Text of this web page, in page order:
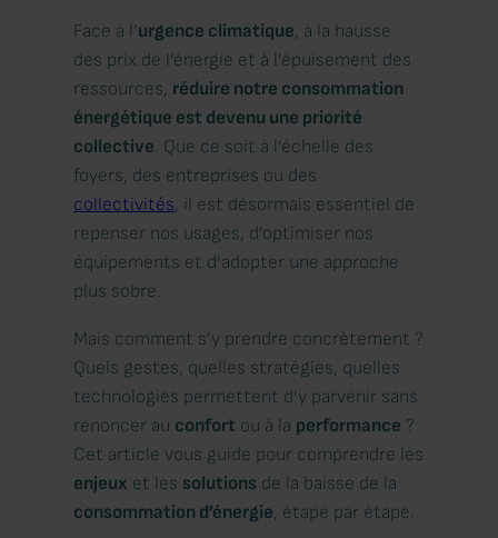
Face à l’urgence climatique, à la hausse
des prix de l’énergie et à l’épuisement des
ressources, réduire notre consommation
énergétique est devenu une priorité
collective. Que ce soit à l’échelle des
foyers, des entreprises ou des
collectivités, il est désormais essentiel de
repenser nos usages, d’optimiser nos
équipements et d’adopter une approche
plus sobre.
Mais comment s’y prendre concrètement ?
Quels gestes, quelles stratégies, quelles
technologies permettent d’y parvenir sans
renoncer au confort ou à la performance ?
Cet article vous guide pour comprendre les
enjeux et les solutions de la baisse de la
consommation d’énergie, étape par étape.